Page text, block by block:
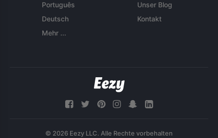
Português
Deutsch
Mehr ...
Unser Blog
Kontakt
© 2026 Eezy LLC. Alle Rechte vorbehalten